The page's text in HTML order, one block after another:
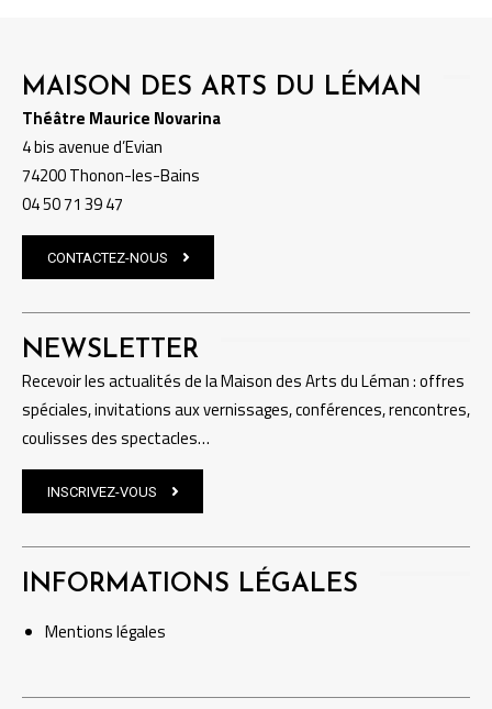
MAISON DES ARTS DU LÉMAN
Théâtre Maurice Novarina
4 bis avenue d’Evian
74200 Thonon-les-Bains
04 50 71 39 47
CONTACTEZ-NOUS
NEWSLETTER
Recevoir les actualités de la Maison des Arts du Léman : offres
spéciales, invitations aux vernissages, conférences, rencontres,
coulisses des spectacles…
INSCRIVEZ-VOUS
INFORMATIONS LÉGALES
Mentionslégales